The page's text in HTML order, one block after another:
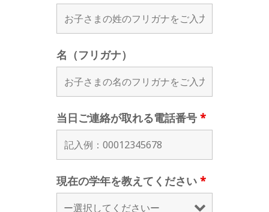
名（フリガナ）
当日ご連絡が取れる電話番号 *
現在の学年を教えてください *